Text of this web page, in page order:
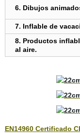
6. Dibujos
7. Inflable de
8. Productos
al aire.
EN14960 Certificado